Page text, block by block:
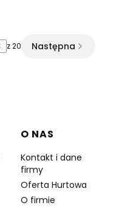
z 20 Następna
O NAS
Kontakt i dane
firmy
Oferta Hurtowa
O firmie